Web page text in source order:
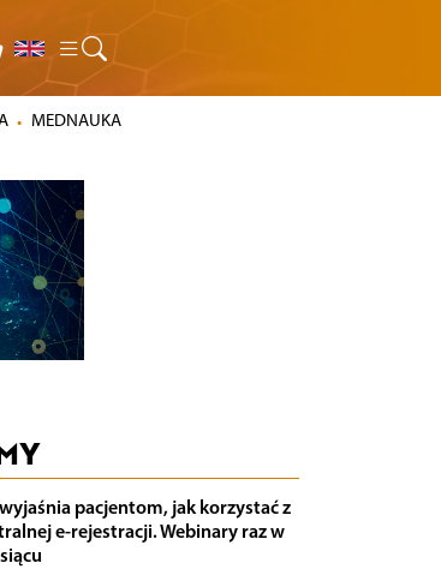
MEDNAUKA
pacjentom, jak korzystać z
e-rejestracji. Webinary raz w